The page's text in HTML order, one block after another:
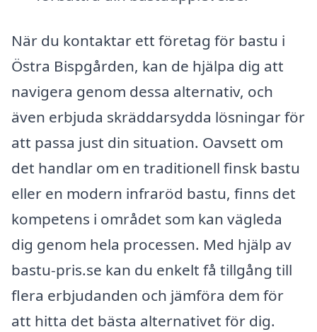
När du kontaktar ett företag för bastu i
Östra Bispgården, kan de hjälpa dig att
navigera genom dessa alternativ, och
även erbjuda skräddarsydda lösningar för
att passa just din situation. Oavsett om
det handlar om en traditionell finsk bastu
eller en modern infraröd bastu, finns det
kompetens i området som kan vägleda
dig genom hela processen. Med hjälp av
bastu-pris.se kan du enkelt få tillgång till
flera erbjudanden och jämföra dem för
att hitta det bästa alternativet för dig.